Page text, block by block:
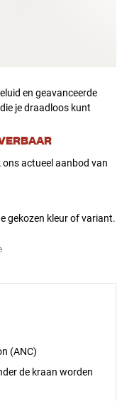
en geavanceerde
je draadloos kunt
actueel aanbod van
gekozen kleur of variant.
(ANC)
de kraan worden